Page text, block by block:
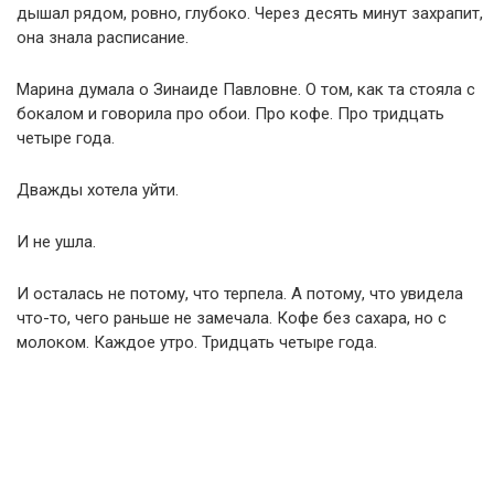
дышал рядом, ровно, глубоко. Через десять минут захрапит,
она знала расписание.
Марина думала о Зинаиде Павловне. О том, как та стояла с
бокалом и говорила про обои. Про кофе. Про тридцать
четыре года.
Дважды хотела уйти.
И не ушла.
И осталась не потому, что терпела. А потому, что увидела
что-то, чего раньше не замечала. Кофе без сахара, но с
молоком. Каждое утро. Тридцать четыре года.